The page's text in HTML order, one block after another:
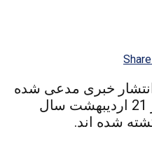
خبری مدعی شده
که 4 عنصر این گروه در روز 21 اردیبهشت سال
شده اند.